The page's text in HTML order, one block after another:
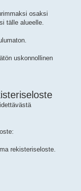
osaksi
tälle alueelle.
uskonnollinen
rekisteriseloste.